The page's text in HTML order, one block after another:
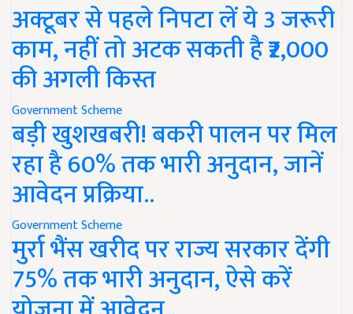
अक्टूबर से पहले निपटा लें ये 3 जरूरी
काम, नहीं तो अटक सकती है ₹2,000
की अगली किस्त
Government Scheme
बड़ी खुशखबरी! बकरी पालन पर मिल
रहा है 60% तक भारी अनुदान, जानें
आवेदन प्रक्रिया..
Government Scheme
मुर्रा भैंस खरीद पर राज्य सरकार देंगी
75% तक भारी अनुदान, ऐसे करें